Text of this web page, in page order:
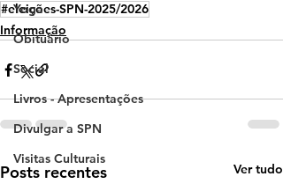
Yoga
Obituário
Social
Livros - Apresentações
Divulgar a SPN
Visitas Culturais
#eleições-SPN-2025/2026
Informação
Posts recentes Ver tudo